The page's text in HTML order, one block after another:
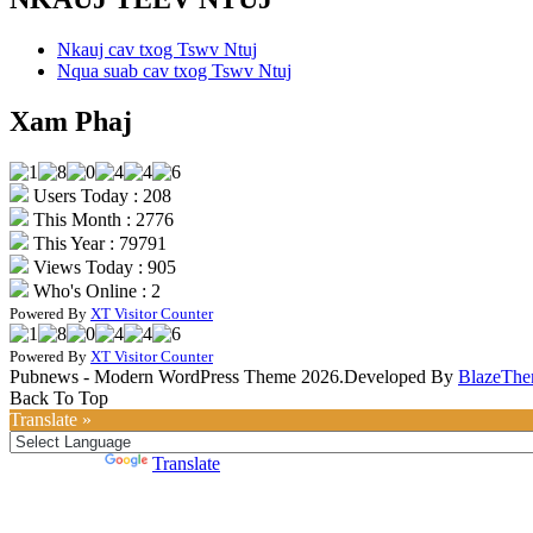
Nkauj cav txog Tswv Ntuj
Nqua suab cav txog Tswv Ntuj
Xam Phaj
Users Today : 208
This Month : 2776
This Year : 79791
Views Today : 905
Who's Online : 2
Powered By XT Visitor Counter
Powered By XT Visitor Counter
Pubnews - Modern WordPress Theme 2026.Developed By
Back To Top
Translate »
Translate